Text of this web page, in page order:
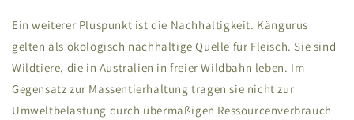
Ein weiterer Pluspunkt ist die Nachhaltigkeit. Kängurus
gelten als ökologisch nachhaltige Quelle für Fleisch. Sie sind
Wildtiere, die in Australien in freier Wildbahn leben. Im
Gegensatz zur Massentierhaltung tragen sie nicht zur
Umweltbelastung durch übermäßigen Ressourcenverbrauch